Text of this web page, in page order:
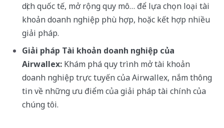
dịch quốc tế, mở rộng quy mô… để lựa chọn loại tài
khoản doanh nghiệp phù hợp, hoặc kết hợp nhiều
giải pháp.
Giải pháp Tài khoản doanh nghiệp của
Airwallex: Khám phá quy trình mở tài khoản
doanh nghiệp trực tuyến của Airwallex, nắm thông
tin về những ưu điểm của giải pháp tài chính của
chúng tôi.